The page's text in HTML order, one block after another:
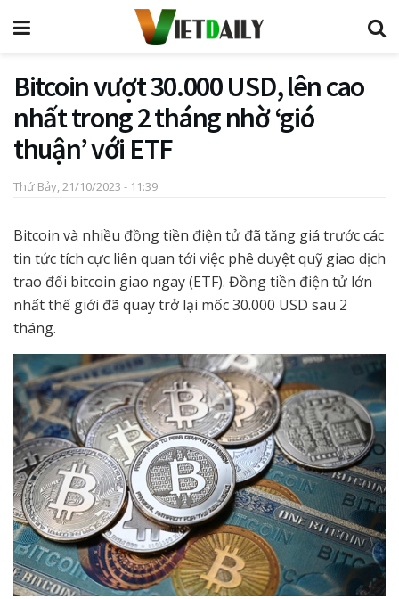
Bitcoin vượt 30.000 USD, lên cao
nhất trong 2 tháng nhờ ‘gió
thuận’ với ETF
Thứ Bảy, 21/10/2023 - 11:39
Bitcoin và nhiều đồng tiền điện tử đã tăng giá trước các
tin tức tích cực liên quan tới việc phê duyệt quỹ giao dịch
trao đổi bitcoin giao ngay (ETF). Đồng tiền điện tử lớn
nhất thế giới đã quay trở lại mốc 30.000 USD sau 2
tháng.